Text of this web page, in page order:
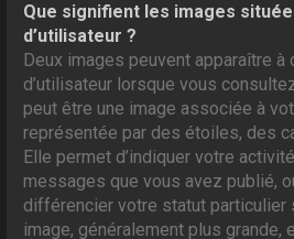
Que signifient les images
d’utilisateur ?
Deux images peuvent apparaître à
d’utilisateur lorsque vous
peut être une image associée à
représentée par des étoiles, des
Elle permet d’indiquer votre
messages que vous avez publié,
différencier votre statut particulier
image, généralement plus grande,